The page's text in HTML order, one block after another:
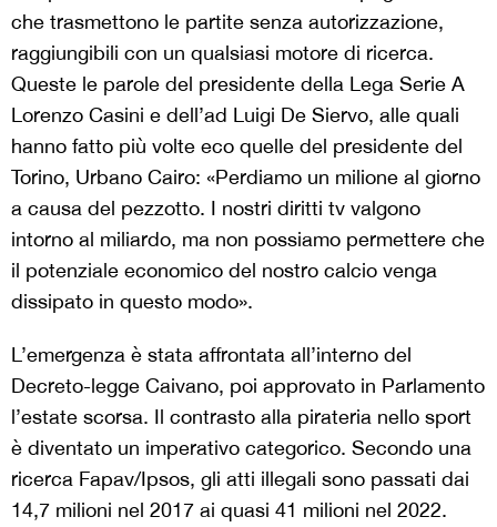
che trasmettono le partite senza autorizzazione,
raggiungibili con un qualsiasi motore di ricerca.
Queste le parole del presidente della Lega Serie A
Lorenzo Casini e dell’ad Luigi De Siervo, alle quali
hanno fatto più volte eco quelle del presidente del
Torino, Urbano Cairo: «Perdiamo un milione al giorno
a causa del pezzotto. I nostri diritti tv valgono
intorno al miliardo, ma non possiamo permettere che
il potenziale economico del nostro calcio venga
dissipato in questo modo».
L’emergenza è stata affrontata all’interno del
Decreto-legge Caivano, poi approvato in Parlamento
l’estate scorsa. Il contrasto alla pirateria nello sport
è diventato un imperativo categorico. Secondo una
ricerca Fapav/Ipsos, gli atti illegali sono passati dai
14,7 milioni nel 2017 ai quasi 41 milioni nel 2022.